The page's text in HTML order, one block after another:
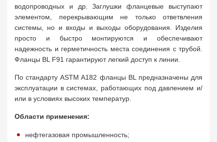
водопроводных и др. Заглушки фланцевые выступают
элементом, перекрывающим не только ответвления
системы, но и входы и выходы оборудования. Изделия
просто и быстро монтируются и обеспечивают
надежность и герметичность места соединения с трубой.
Фланцы BL F91 гарантируют легкий доступ к линии.
По стандарту ASTM A182 фланцы BL предназначены для
эксплуатации в системах, работающих под давлением и/
или в условиях высоких температур.
Области применения:
нефтегазовая промышленность;